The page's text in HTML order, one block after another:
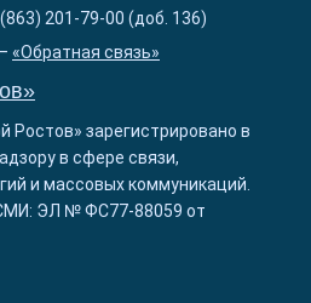
201-79-00 (доб. 136)
«Обратная связь»
Ростов» зарегистрировано в
в сфере связи,
и массовых коммуникаций.
ЭЛ № ФС77-88059 от